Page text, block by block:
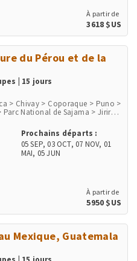
À partir de
3618 $US
du Pérou et de la
| 15 jours
> Chivay > Coporaque > Puno >
Parc National de Sajama > Jirira
Palca > Cusco > Chinchero >
> Aguas Calientes, Machu
> Lares
Prochains départs :
05 SEP,03 OCT,07 NOV, 01
MAI, 05 JUN
À partir de
5950 $US
Mexique, Guatemala